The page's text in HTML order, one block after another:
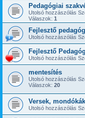
Pedagógiai
Utolsó hozzászólás
Válaszok: 1
Fejlesztő
Utolsó hozzászólás
Fejlesztő
Utolsó hozzászólás
mentesítés
Utolsó hozzászólás
Válaszok: 20
Versek,
Utolsó hozzászólás